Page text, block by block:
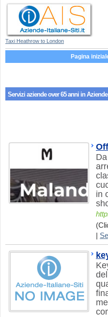
Taxi Heathrow to London
Pagina
Servizi aziendeover 65 anni in
in